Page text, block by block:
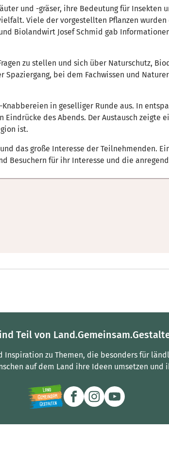
und -gräser, ihre Bedeutung für Insekten
Viele der vorgestellten Pflanzen
Biolandwirt Josef Schmid gab
zu stellen und sich über Naturschutz,
bei dem Fachwissen und
in geselliger Runde aus. In
des Abends. Der Austausch zeigte
ist.
das große Interesse der Teilnehmenden.
Besuchern für ihr Interesse und die
Teil von
Inspiration zu Themen, die besonders für
auf dem Land ihre Ideen umsetzen